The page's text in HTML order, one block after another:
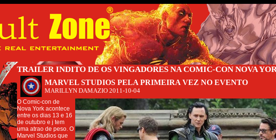
TRAILER INDITO DE OS VINGADORES NA COMIC-CON NOVA
MARVEL STUDIOS PELA PRIMEIRA VEZ NO EVENTO
MARILLYN DAMAZIO 2011-10-04
O Comic-con de
Nova York acontece
entre os dias 13 e 16
de outubro e j tem
uma atrao de peso. O
Marvel Studios que